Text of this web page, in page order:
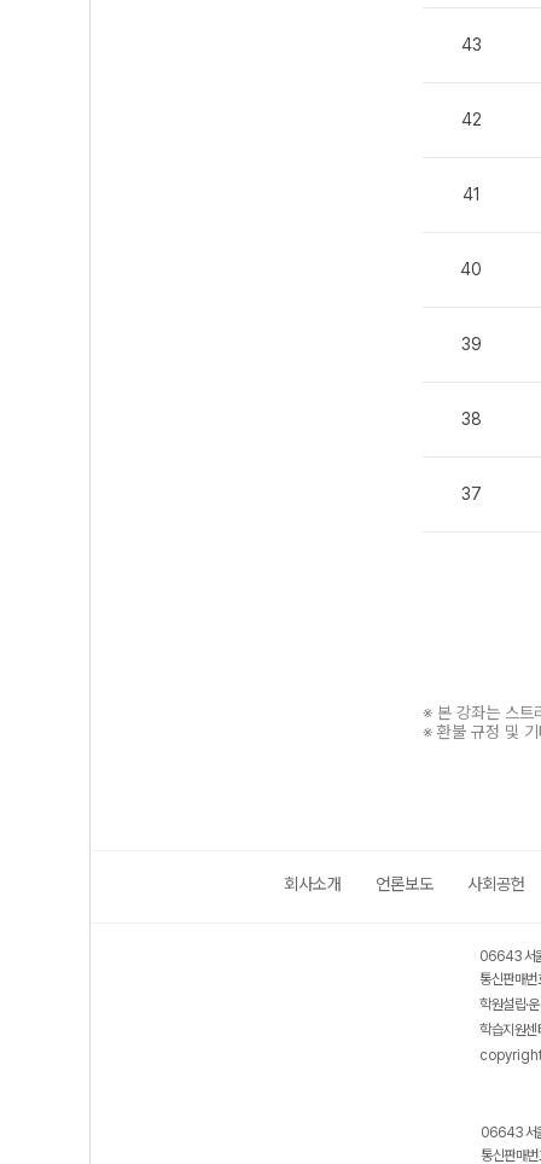
43
42
41
40
39
38
37
※ 본 강좌는 스트
※ 환불 규정 및
회사소개 언론보도 사회공헌
06643 서
통신판매
학원설립·
학습지원
06643 서
통신판매